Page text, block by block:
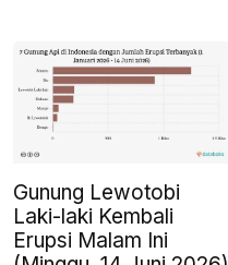
Gunung Lewotobi
Laki-laki Kembali
Erupsi Malam Ini